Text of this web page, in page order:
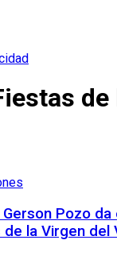
Pozo
la Virgen del